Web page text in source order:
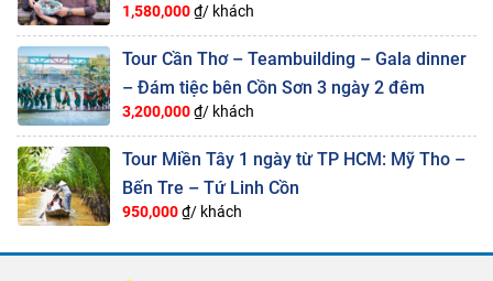
1,580,000₫/ khách
Tour Cần Thơ – Teambuilding – Gala dinner
– Đám tiệc bên Cồn Sơn 3 ngày 2 đêm
3,200,000₫/ khách
Tour Miền Tây 1 ngày từ TP HCM: Mỹ Tho –
Bến Tre – Tứ Linh Cồn
950,000₫/ khách